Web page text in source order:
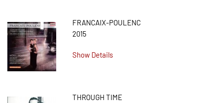
FRANCAIX-POULENC
2015
Show Details
THROUGH TIME